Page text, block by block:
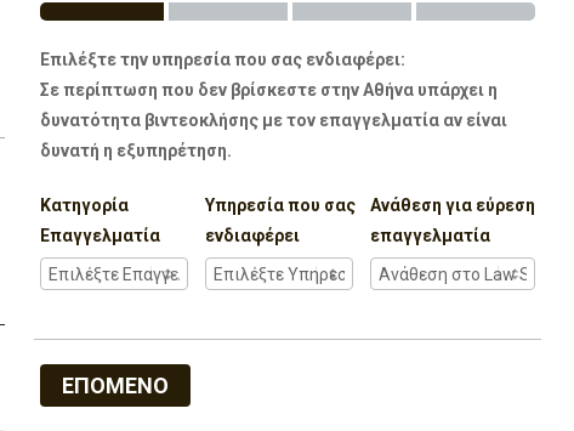
Επιλέξτε την υπηρεσία που σας ενδιαφέρει:
Σε περίπτωση που δεν βρίσκεστε στην Αθήνα υπάρχει η
δυνατότητα βιντεοκλήσης με τον επαγγελματία αν είναι
δυνατή η εξυπηρέτηση.
Κατηγορία
Επαγγελματία
Υπηρεσία που σας
ενδιαφέρει
Ανάθεση για εύρεση
επαγγελματία
ΕΠΟΜΕΝΟ